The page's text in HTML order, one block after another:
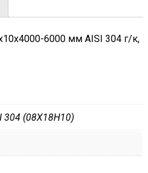
6000 мм AISI 304 г/к,
304 (08Х18Н10)